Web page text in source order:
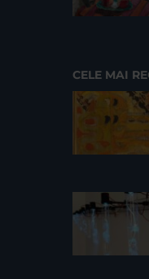
CELE MAI